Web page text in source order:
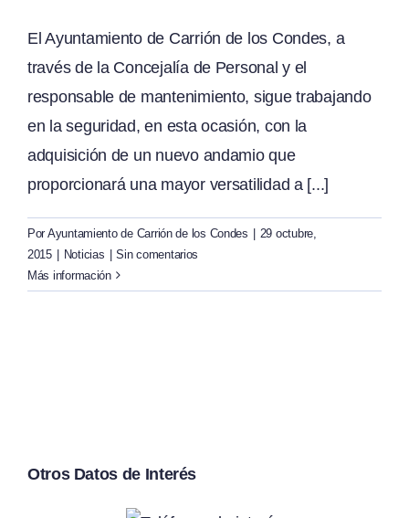
El Ayuntamiento de Carrión de los Condes, a
través de la Concejalía de Personal y el
responsable de mantenimiento, sigue trabajando
en la seguridad, en esta ocasión, con la
adquisición de un nuevo andamio que
proporcionará una mayor versatilidad a [...]
Por Ayuntamiento de Carrión de los Condes | 29 octubre,
2015 | Noticias | Sin comentarios
Más información
Otros Datos de Interés